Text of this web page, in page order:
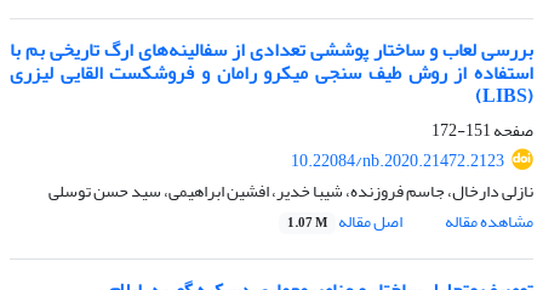
بررسی لعاب و ساختار پوششی تعدادی از سفالینه‌های ارگ تاریخی بم با
استفاده از روش طیف سنجی میکرو رامان و فروشکست القایی لیزری
(LIBS)
صفحه151-172
10.22084/nb.2020.21472.2123
نازلی دارخال، جاسم فروزنده، شیبا خدیر، افشین ابراهیمی، سید حسن توسلی
مشاهده مقاله
اصل مقاله 1.07 M